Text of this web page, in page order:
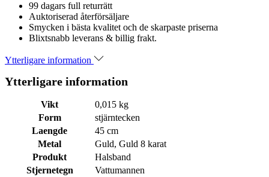
99 dagars full returrätt
Auktoriserad återförsäljare
Smycken i bästa kvalitet och de skarpaste priserna
Blixtsnabb leverans & billig frakt.
Ytterligare information
Ytterligare information
Vikt
0,015 kg
Form
stjärntecken
Laengde
45 cm
Metal
Guld, Guld 8 karat
Produkt
Halsband
Stjernetegn
Vattumannen